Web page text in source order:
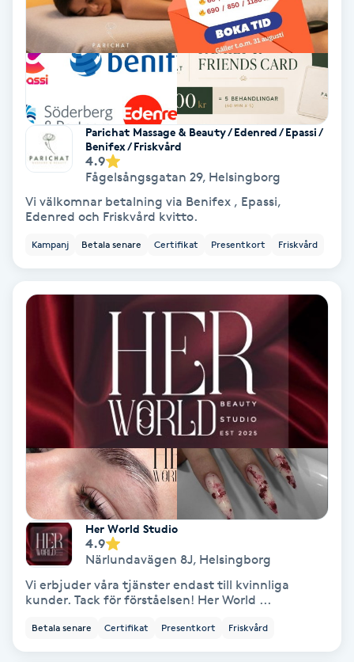
Kinesiologi
Kinesisk medicin
Kiropraktik
Klangmassage
Klippning
Klippning & Slingor
Kosmetisk tatuering
Kostrådgivning
Kroppsinpackning
Kroppspeeling
Käkledsbehandling
Kärlbehandling
Parichat Massage & Beauty / Edenred / Epassi /
Benifex / Friskvård
4.9
Fågelsångsgatan 29, Helsingborg
Vi välkomnar betalning via Benifex , Epassi,
Edenred och Friskvård kvitto.
Kampanj Betala senare Certifikat Presentkort Friskvård
Her World Studio
4.9
Närlundavägen 8J, Helsingborg
Vi erbjuder våra tjänster endast till kvinnliga
kunder. Tack för förståelsen! Her World ...
Betala senare Certifikat Presentkort Friskvård